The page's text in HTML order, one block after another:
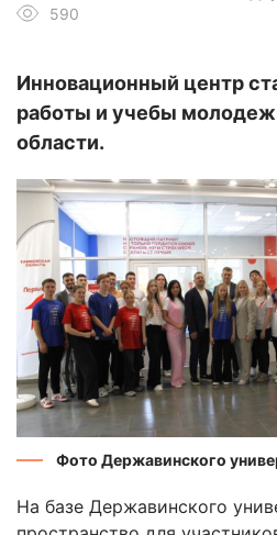
590
Инновационный центр
работы и учебы
области.
Фото Державинского
На базе Державинского